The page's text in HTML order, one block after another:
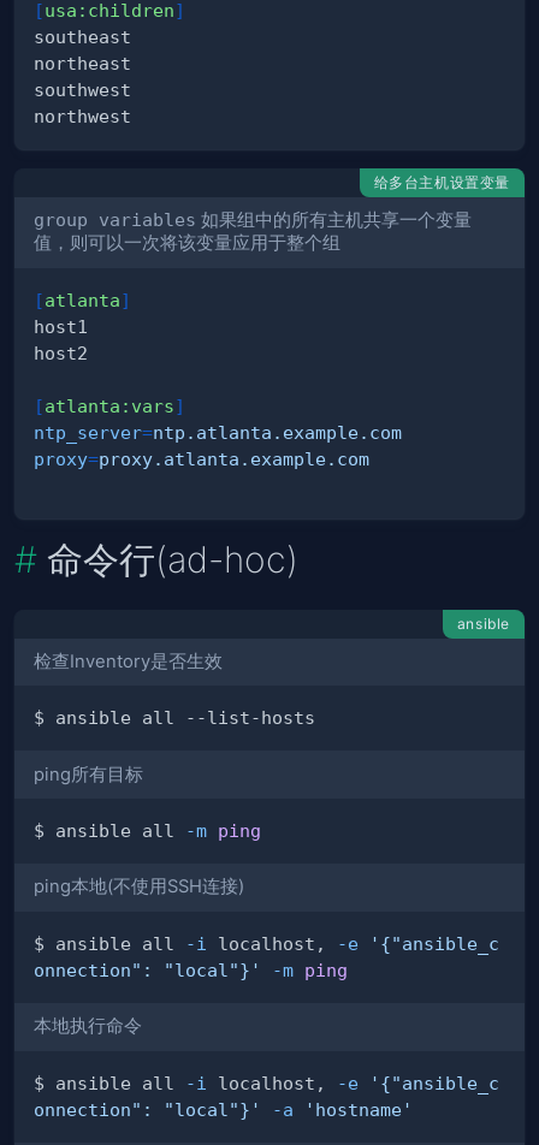
[usa:children]
给多台主机设置变量
group variables 如果组中的所有主机共享一个变量
值，则可以一次将该变量应用于整个组
[atlanta]
[atlanta:vars]
ntp_server=ntp.atlanta.example.com
proxy=proxy.atlanta.example.com
命令行(ad-hoc)
ansible
检查Inventory是否生效
ping所有目标
$ ansible all -m ping
ping本地(不使用SSH连接)
$ ansible all -i localhost, -e
'{"ansible_c
onnection": "local"}'
-m ping
本地执行命令
$ ansible all -i localhost, -e
'{"ansible_c
onnection": "local"}'
-a 'hostname'